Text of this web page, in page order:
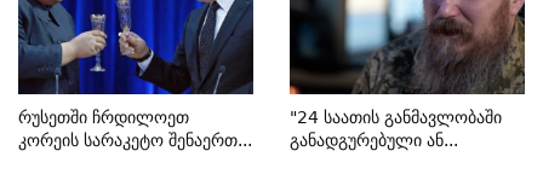
Რუსეთში Ჩრდილოეთ
Კორეის Სარაკეტო Შენაერთ...
"24 Საათის Განმავლობაში
Განადგურებული Ან...